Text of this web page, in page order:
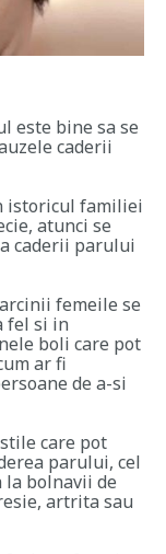
este bine sa se
caderii
istoricul familiei
atunci se
caderii parului
femeile se
fel si in
boli care pot
ar fi
de a-si
care pot
parului, cel
la bolnavii de
artrita sau